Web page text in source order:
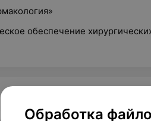
обеспечение
Обработка